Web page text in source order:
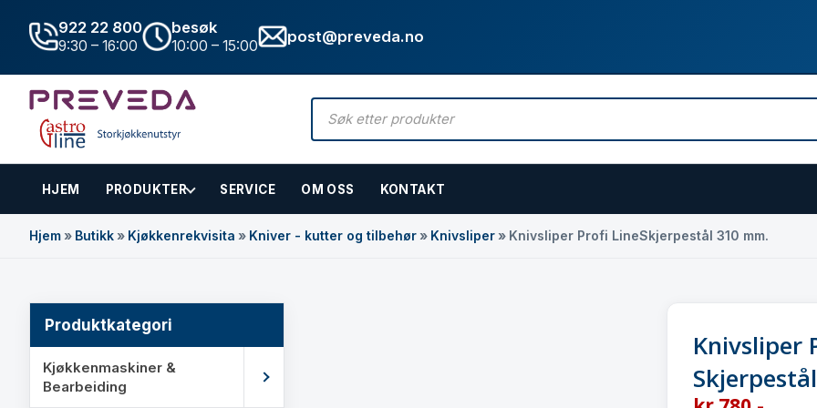
922 22 800
9:30 – 16:00
besøk
10:00 – 15:00
post@preveda.no
Products
search
HJEM PRODUKTER SERVICE OM OSS KONTAKT
Hovedinnhold
Hjem» Butikk» Kjøkkenrekvisita » Kniver - kutter og tilbehør» Knivsliper» Knivsliper Profi LineSkjerpestål 310 mm.
Produktkategori
Kjøkkenmaskiner &
Bearbeiding
Knivsliper